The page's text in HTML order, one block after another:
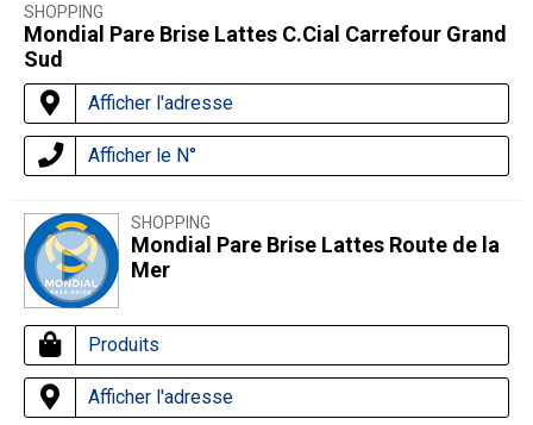
SHOPPING
Mondial Pare Brise Lattes C.Cial Carrefour Grand
Sud
Afficher l'adresse
Afficher le N°
SHOPPING
Mondial Pare Brise Lattes Route de la
Mer
Produits
Afficher l'adresse